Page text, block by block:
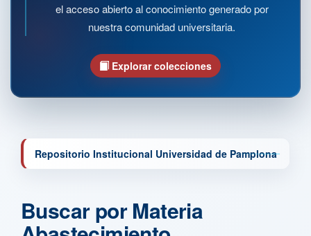
el acceso abierto al conocimiento generado por
nuestra comunidad universitaria.
Explorar colecciones
Repositorio Institucional Universidad de Pamplona
Buscar por Materia